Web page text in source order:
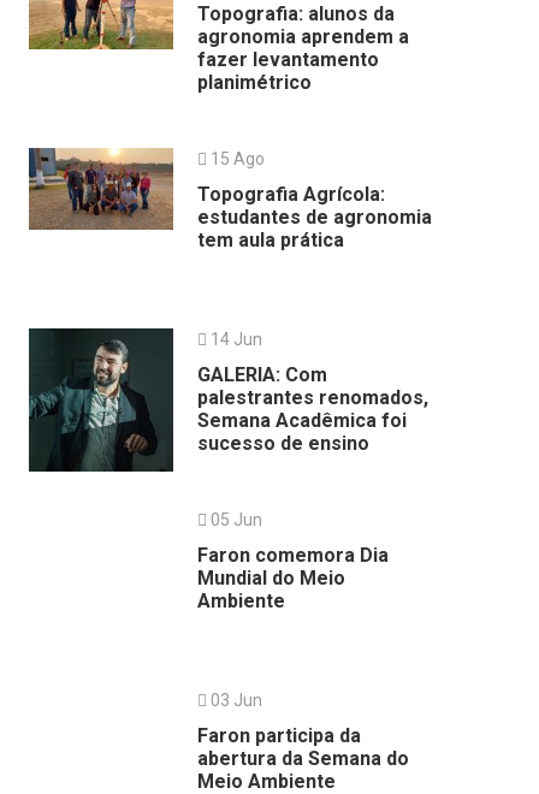
Topografia: alunos da
agronomia aprendem a
fazer levantamento
planimétrico
15 Ago
Topografia Agrícola:
estudantes de agronomia
tem aula prática
14 Jun
GALERIA: Com
palestrantes renomados,
Semana Acadêmica foi
sucesso de ensino
05 Jun
Faron comemora Dia
Mundial do Meio
Ambiente
03 Jun
Faron participa da
abertura da Semana do
Meio Ambiente